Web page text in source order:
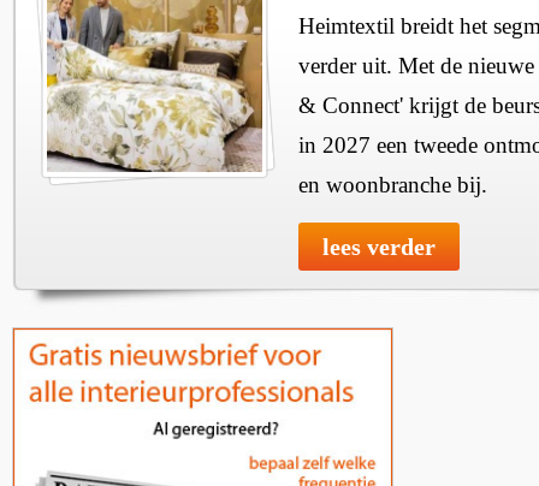
Heimtextil breidt het
verder uit. Met de
& Connect' krijgt de
in 2027 een tweede
en woonbranche bij.
lees verder